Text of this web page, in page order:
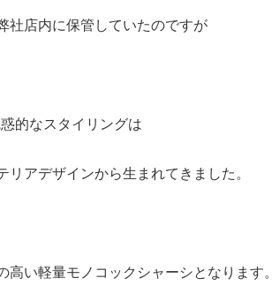
社店内に保管していたのですが
的なスタイリングは
リアデザインから生まれてきました。
い軽量モノコックシャーシとなります。